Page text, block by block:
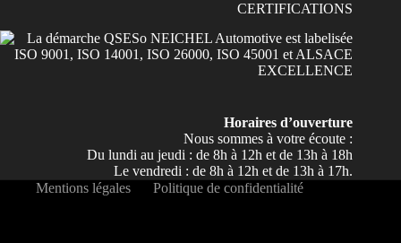
CERTIFICATIONS
Horaires d’ouverture
Nous sommes à votre écoute :
Du lundi au jeudi : de 8h à 12h et de 13h à 18h
Le vendredi : de 8h à 12h et de 13h à 17h.
Mentions légales
Politique de confidentialité